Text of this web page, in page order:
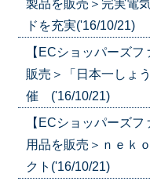
製品を販売＞完実電
ドを充実('16/10/21)
【ECショッパーズ
販売＞「日本一しょ
催 ('16/10/21)
【ECショッパーズ
用品を販売＞ｎｅｋ
クト('16/10/21)